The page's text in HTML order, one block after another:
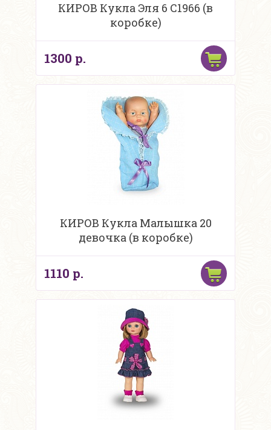
КИРОВ Кукла Эля 6 С1966 (в
коробке)
1300 р.
КИРОВ Кукла Малышка 20
девочка (в коробке)
1110 р.